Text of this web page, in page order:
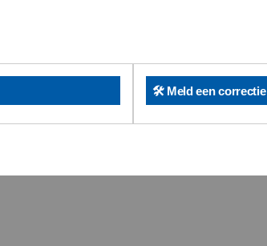
🛠️ Meld een correctie